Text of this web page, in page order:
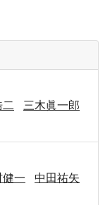
三木眞一郎
一
中田祐矢